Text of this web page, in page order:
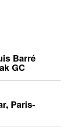
Barré
GC
Paris-